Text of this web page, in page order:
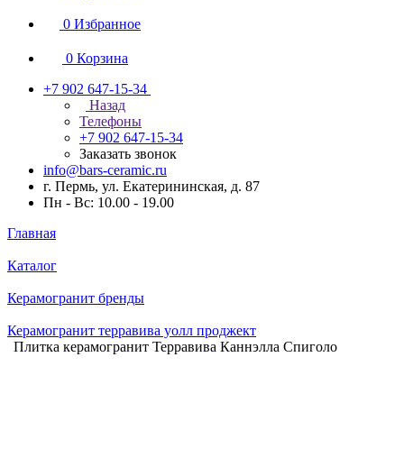
0 Избранное
0 Корзина
+7 902 647-15-34
Назад
Телефоны
+7 902 647-15-34
Заказать звонок
info@bars-ceramic.ru
г. Пермь, ул. Екатерининская, д. 87
Пн - Вс: 10.00 - 19.00
Главная
Каталог
Керамогранит бренды
Керамогранит терравива уолл проджект
Плитка керамогранит Терравива Каннэлла Спиголо